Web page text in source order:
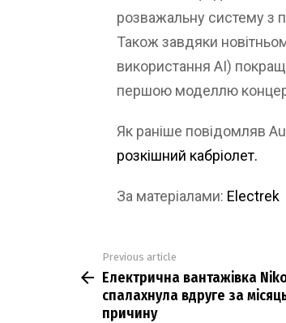
розважальну систему з
Також завдяки
використання AI)
першою моделлю
Як раніше повідомляв
розкішний кабріолет.
За матеріалами: Electrek
more
Previous article
Електрична вантажівка
спалахнула вдруге за
причину